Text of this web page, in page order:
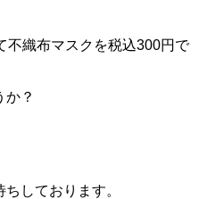
不織布マスクを税込300円で
か？
しております。